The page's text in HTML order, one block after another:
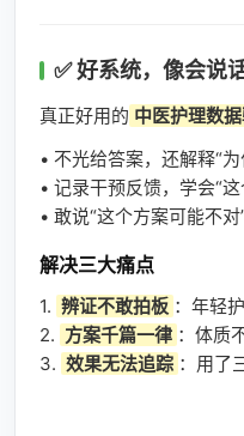
✅ 好系统，像会说
真正好用的 中医护理数
• 不光给答案，还解释“
• 记录干预反馈，学会“
• 敢说“这个方案可能不对
解决三大痛点
1. 辨证不敢拍板 ：年轻
2. 方案千篇一律 ：体质
3. 效果无法追踪 ：用了